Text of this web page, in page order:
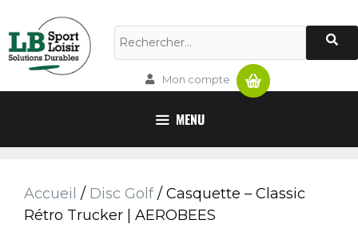
Mon compte Panier
MENU
Accueil / Disc Golf/ Casquette – Classic
Rétro Trucker | AEROBEES